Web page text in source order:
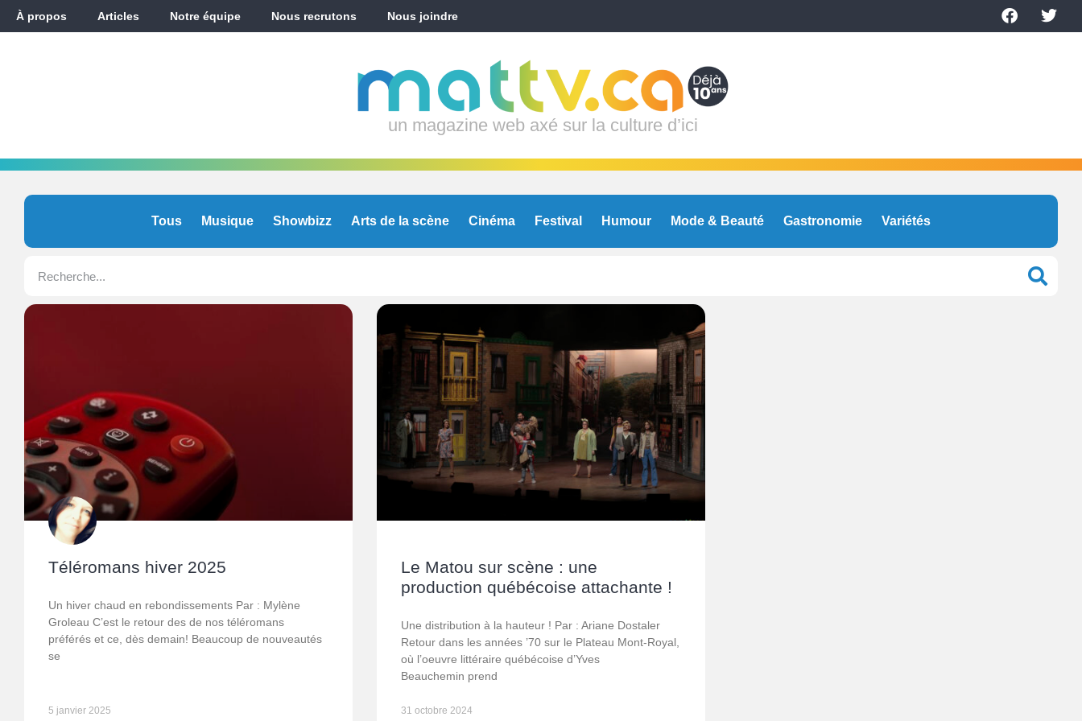
À propos Articles Notre équipe Nous recrutons Nous joindre
un magazine web axé sur la culture d’ici
Tous Musique Showbizz Arts de la scène Cinéma Festival Humour Mode & Beauté Gastronomie Variétés
Téléromans hiver 2025
Un hiver chaud en rebondissements Par : Mylène
Groleau C’est le retour des de nos téléromans
préférés et ce, dès demain! Beaucoup de nouveautés
se
5 janvier 2025
Le Matou sur scène : une
production québécoise attachante !
Une distribution à la hauteur ! Par : Ariane Dostaler
Retour dans les années ’70 sur le Plateau Mont-Royal,
où l’oeuvre littéraire québécoise d’Yves
Beauchemin prend
31 octobre 2024